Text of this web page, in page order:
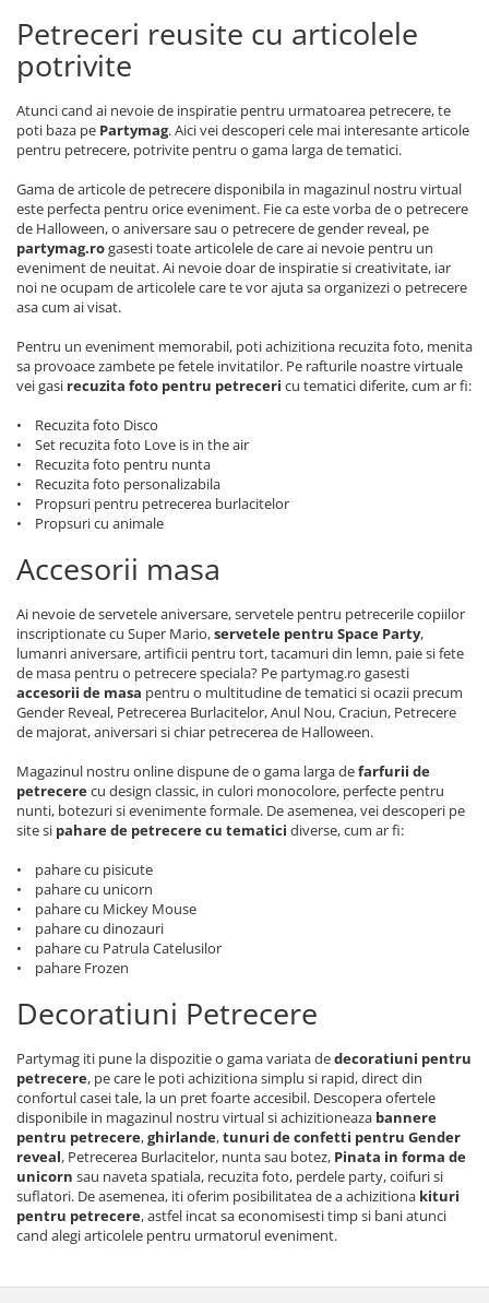
Petreceri reusite cu articolele
potrivite
Atunci cand ai nevoie de inspiratie pentru urmatoarea petrecere, te
poti baza pe Partymag. Aici vei descoperi cele mai interesante articole
pentru petrecere, potrivite pentru o gama larga de tematici.
Gama de articole de petrecere disponibila in magazinul nostru virtual
este perfecta pentru orice eveniment. Fie ca este vorba de o petrecere
de Halloween, o aniversare sau o petrecere de gender reveal, pe
partymag.rogasesti toate articolele de care ai nevoie pentru un
eveniment de neuitat. Ai nevoie doar de inspiratie si creativitate, iar
noi ne ocupam de articolele care te vor ajuta sa organizezi o petrecere
asa cum ai visat.
Pentru un eveniment memorabil, poti achizitiona recuzita foto, menita
sa provoace zambete pe fetele invitatilor. Pe rafturile noastre virtuale
vei gasi recuzita foto pentru petreceri cu tematici diferite, cum ar fi:
• Recuzita foto Disco
• Set recuzita foto Love is in the air
• Recuzita foto pentru nunta
• Recuzita foto personalizabila
• Propsuri pentru petrecerea burlacitelor
• Propsuri cu animale
Accesorii masa
Ai nevoie de servetele aniversare, servetele pentru petrecerile copiilor
inscriptionate cu Super Mario,servetele pentru Space Party,
lumanri aniversare, artificii pentru tort, tacamuri din lemn, paie si fete
de masa pentru o petrecere speciala? Pe partymag.ro gasesti
accesorii de masa pentru o multitudine de tematici si ocazii precum
Gender Reveal, Petrecerea Burlacitelor, Anul Nou, Craciun, Petrecere
de majorat, aniversari si chiar petrecerea de Halloween.
Magazinul nostru online dispune de o gama larga defarfurii de
petrecerecu design classic, in culori monocolore, perfecte pentru
nunti, botezuri si evenimente formale. De asemenea, vei descoperi pe
site si pahare de petrecere cu tematici diverse, cum ar fi:
• pahare cu pisicute
• pahare cu unicorn
• pahare cu Mickey Mouse
• pahare cu dinozauri
• pahare cu Patrula Catelusilor
• pahare Frozen
Decoratiuni Petrecere
Partymag iti pune la dispozitie o gama variata dedecoratiuni pentru
petrecere, pe care le poti achizitiona simplu si rapid, direct din
confortul casei tale, la un pret foarte accesibil. Descopera ofertele
disponibile in magazinul nostru virtual si achizitioneaza bannere
pentru petrecere,ghirlande,tunuri de confetti pentru Gender
reveal, Petrecerea Burlacitelor, nunta sau botez, Pinata in forma de
unicorn sau naveta spatiala, recuzita foto, perdele party, coifuri si
suflatori. De asemenea, iti oferim posibilitatea de a achizitiona kituri
pentru petrecere, astfel incat sa economisesti timp si bani atunci
cand alegi articolele pentru urmatorul eveniment.